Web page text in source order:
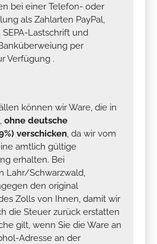
bei einer Telefon- oder
als Zahlarten PayPal,
SEPA-Lastschrift und
per
Verfügung .
können wir Ware, die in
ohne deutsche
verschicken, da wir vom
amtlich gültige
erhalten. Bei
Lahr/Schwarzwald,
den original
Zolls von Ihnen, damit wir
die Steuer zurück erstatten
gilt, wenn Sie die Ware an
Adresse an der